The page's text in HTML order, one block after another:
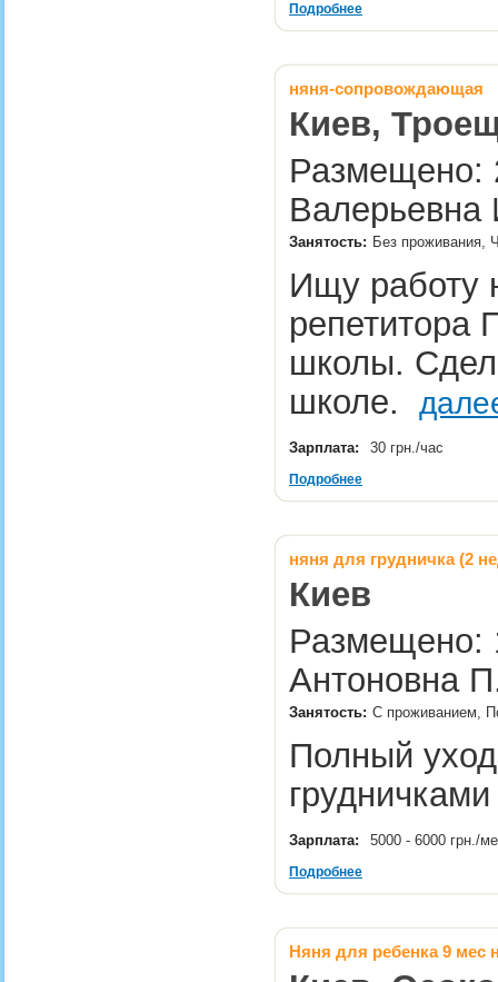
Подробнее
няня-сопровождающая
Киев,
Размещено:
Валерьевна
Занятость: Без проживания,
Ищу работу
репетитора
школы.
школе.
Зарплата: 30 грн./час
Подробнее
няня для грудничка (2
Киев
Размещено:
Антоновна
Занятость: С проживанием,
Полный
Зарплата: 5000 - 6000 грн./
Подробнее
Няня для ребенка 9 мес